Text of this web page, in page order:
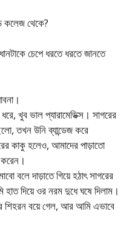
কলেজ থেকে?
চেপে ধরতে ধরতে জানতে
খুব ভাল প্যারামেডিক্স। সাগরের
তখন উনি ব্যান্ডেজ করে
কাকু হলেও, আমাদের পাড়াতো
বলে দাড়াতে গিয়ে হঠাৎ সাগরের
দিয়ে ওর নরম দুধে ঘষে দিলাম।
বয়ে গেল, আর আমি এভাবে